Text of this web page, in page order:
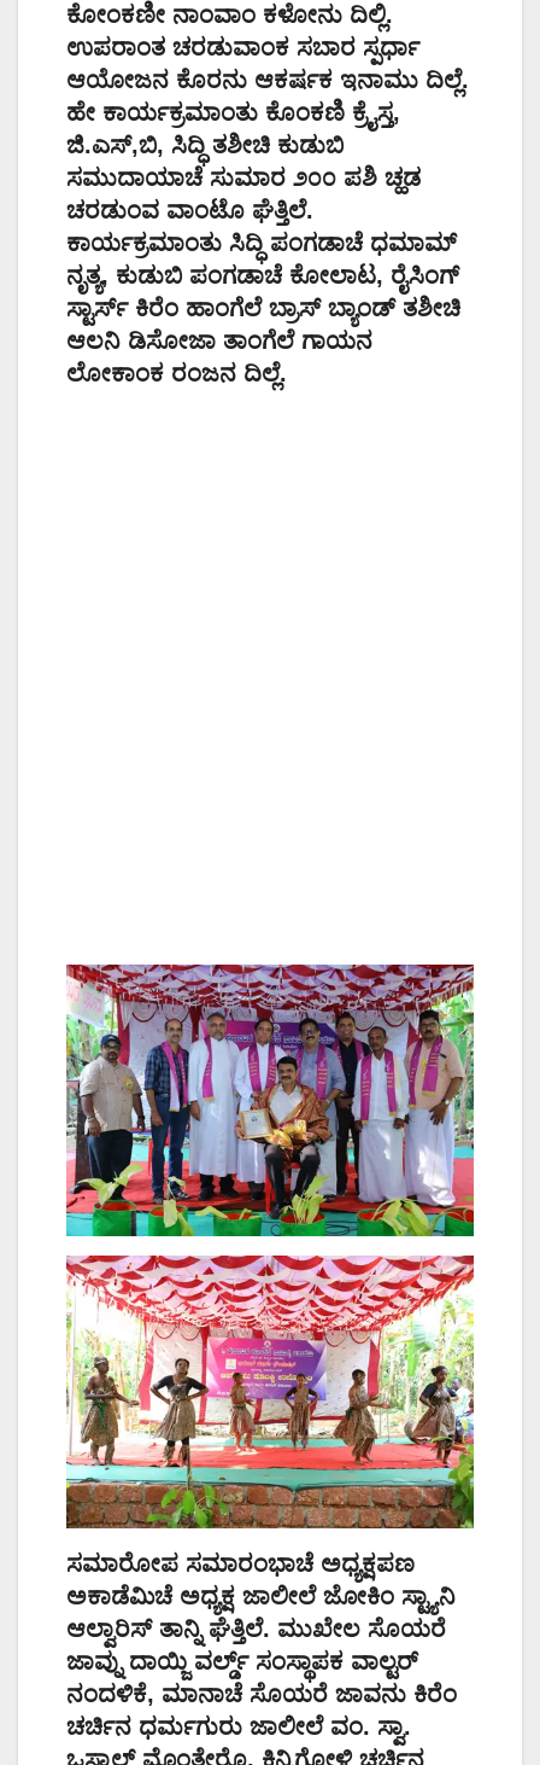
ಕೋಂಕಣೀ ನಾಂವಾಂ ಕಳೋನು ದಿಲ್ಲಿ.
ಉಪರಾಂತ ಚರಡುವಾಂಕ ಸಬಾರ ಸ್ಪರ್ಧಾ
ಆಯೋಜನ ಕೊರನು ಆಕರ್ಷಕ ಇನಾಮು ದಿಲ್ಲೆ.
ಹೇ ಕಾರ್ಯಕ್ರಮಾಂತು ಕೊಂಕಣಿ ಕ್ರೈಸ್ತ,
ಜಿ.ಎಸ್,ಬಿ, ಸಿದ್ಧಿ ತಶೀಚಿ ಕುಡುಬಿ
ಸಮುದಾಯಾಚೆ ಸುಮಾರ ೨೦೦ ಪಶಿ ಚ್ಹಡ
ಚರಡುಂವ ವಾಂಟೊ ಘೆತ್ತಿಲೆ.
ಕಾರ್ಯಕ್ರಮಾಂತು ಸಿದ್ಧಿ ಪಂಗಡಾಚೆ ಧಮಾಮ್
ನೃತ್ಯ, ಕುಡುಬಿ ಪಂಗಡಾಚೆ ಕೋಲಾಟ, ರೈಸಿಂಗ್
ಸ್ಟಾರ್ಸ್ ಕಿರೆಂ ಹಾಂಗೆಲೆ ಬ್ರಾಸ್ ಬ್ಯಾಂಡ್ ತಶೀಚಿ
ಆಲನಿ ಡಿಸೋಜಾ ತಾಂಗೆಲೆ ಗಾಯನ
ಲೋಕಾಂಕ ರಂಜನ ದಿಲ್ಲೆ.
ಸಮಾರೋಪ ಸಮಾರಂಭಾಚೆ ಅಧ್ಯಕ್ಷಪಣ
ಅಕಾಡೆಮಿಚೆ ಅಧ್ಯಕ್ಷ ಜಾಲೀಲೆ ಜೋಕಿಂ ಸ್ಟ್ಯಾನಿ
ಆಲ್ವಾರಿಸ್ ತಾನ್ನಿ ಘೆತ್ತಿಲೆ. ಮುಖೇಲ ಸೊಯರೆ
ಜಾವ್ನು ದಾಯ್ಜಿ ವರ್ಲ್ಡ್ ಸಂಸ್ಥಾಪಕ ವಾಲ್ಟರ್
ನಂದಳಿಕೆ, ಮಾನಾಚೆ ಸೊಯರೆ ಜಾವನು ಕಿರೆಂ
ಚರ್ಚಿನ ಧರ್ಮಗುರು ಜಾಲೀಲೆ ವಂ. ಸ್ವಾ.
ಒಸ್ವಾಲ್ಡ್ ಮೊಂತೇರೊ, ಕಿನ್ನಿಗೋಳಿ ಚರ್ಚಿನ